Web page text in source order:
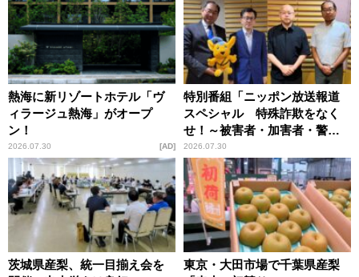
熱海に新リゾートホテル「ヴ
ィラージュ熱海」がオープ
ン！
2026.07.30 AD
特別番組「ニッポン放送報道
スペシャル 特殊詐欺をなく
せ！～被害者・加害者・警視
庁が語るトクリュウの実態
～」放送
2026.07.30
茨城県産梨、統一目揃え会を
東京・大田市場で千葉県産梨